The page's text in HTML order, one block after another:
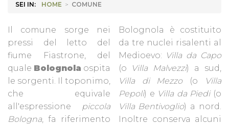
SEI IN: HOME > COMUNE
Il comune sorge nei
pressi del letto del
fiume Fiastrone, del
quale Bolognola ospita
le sorgenti. Il toponimo,
che equivale
all'espressione piccola
Bologna, fa riferimento
Bolognola è costituito
da tre nuclei risalenti al
Medioevo: Villa da Capo
(o
Villa Malvezzi) a sud,
Villa di Mezzo(o
Villa
Pepoli) e Villa da Piedi(o
Villa Bentivoglio) a nord.
Inoltre conserva alcuni